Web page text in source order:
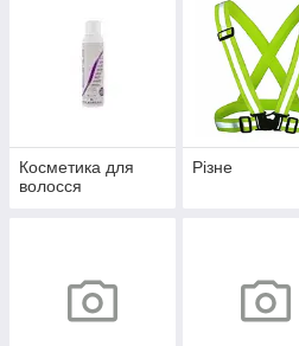
Косметика для
волосся
Різне